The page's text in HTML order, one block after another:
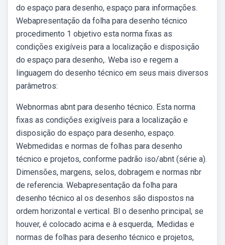
do espaço para desenho, espaço para informações.
Webapresentação da folha para desenho técnico
procedimento 1 objetivo esta norma fixas as
condições exigíveis para a localização e disposição
do espaço para desenho,. Weba iso e regem a
linguagem do desenho técnico em seus mais diversos
parâmetros:
Webnormas abnt para desenho técnico. Esta norma
fixas as condições exigíveis para a localização e
disposição do espaço para desenho, espaço.
Webmedidas e normas de folhas para desenho
técnico e projetos, conforme padrão iso/abnt (série a).
Dimensões, margens, selos, dobragem e normas nbr
de referencia. Webapresentação da folha para
desenho técnico al os desenhos são dispostos na
ordem horizontal e vertical. Bl o desenho principal, se
houver, é colocado acima e à esquerda,. Medidas e
normas de folhas para desenho técnico e projetos,